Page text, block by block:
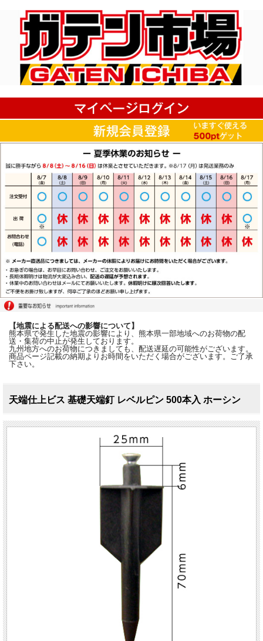
【地震による配送への影響について】
熊本県で発生した地震の影響により、熊本県一部地域へのお荷物の配
送・集荷の中止が発生しております。
九州地方へのお荷物につきましても、配送遅延の可能性がございます。
商品ページ記載の納期よりお時間をいただく場合がございます。ご了承
下さい。
天端仕上ビス 基礎天端釘 レベルピン 500本入 ホーシン